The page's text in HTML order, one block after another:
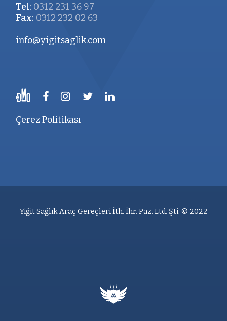
Tel: 0312 231 36 97
Fax: 0312 232 02 63
info@yigitsaglik.com
Çerez Politikası
Yiğit Sağlık Araç Gereçleri İth. İhr. Paz. Ltd. Şti. © 2022